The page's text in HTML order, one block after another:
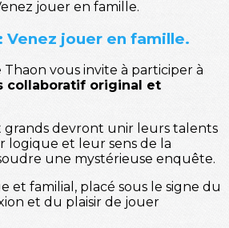
Venez jouer en famille.
vous invite à participer à
collaboratif original et
grands devront unir leurs talents
logique et leur sens de la
une mystérieuse enquête.
et familial, placé sous le signe du
et du plaisir de jouer